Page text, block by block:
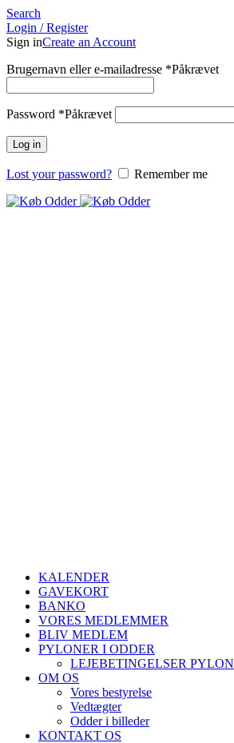
Search
Login / Register
Sign inCreate an Account
Brugernavn eller e-mailadresse *Påkrævet
Password *Påkrævet
Log in
Lost your password? Remember me
KALENDER
GAVEKORT
BANKO
VORES MEDLEMMER
BLIV MEDLEM
PYLONER I ODDER
LEJEBETINGELSER PYLON
OM OS
Vores bestyrelse
Vedtægter
Odder i billeder
KONTAKT OS